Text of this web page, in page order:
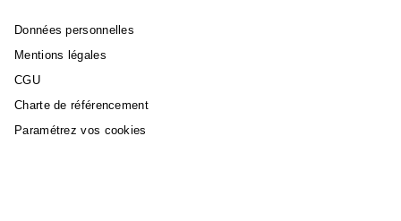
Données personnelles
Mentions légales
CGU
Charte de référencement
Paramétrez vos cookies